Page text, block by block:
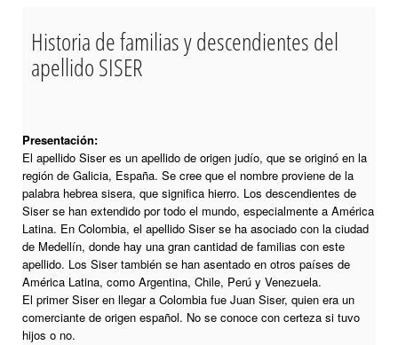
Historia de familias y descendientes del
apellido SISER
Presentación:
El apellido Siser es un apellido de origen judío, que se originó en la
región de Galicia, España. Se cree que el nombre proviene de la
palabra hebrea sisera, que significa hierro. Los descendientes de
Siser se han extendido por todo el mundo, especialmente a América
Latina. En Colombia, el apellido Siser se ha asociado con la ciudad
de Medellín, donde hay una gran cantidad de familias con este
apellido. Los Siser también se han asentado en otros países de
América Latina, como Argentina, Chile, Perú y Venezuela.
El primer Siser en llegar a Colombia fue Juan Siser, quien era un
comerciante de origen español. No se conoce con certeza si tuvo
hijos o no.